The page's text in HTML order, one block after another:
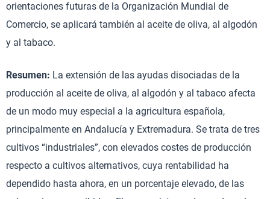
orientaciones futuras de la Organización Mundial de
Comercio, se aplicará también al aceite de oliva, al algodón
y al tabaco.
Resumen: La extensión de las ayudas disociadas de la
producción al aceite de oliva, al algodón y al tabaco afecta
de un modo muy especial a la agricultura española,
principalmente en Andalucía y Extremadura. Se trata de tres
cultivos “industriales”, con elevados costes de producción
respecto a cultivos alternativos, cuya rentabilidad ha
dependido hasta ahora, en un porcentaje elevado, de las